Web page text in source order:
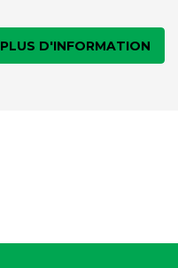
PLUS D'INFORMATION